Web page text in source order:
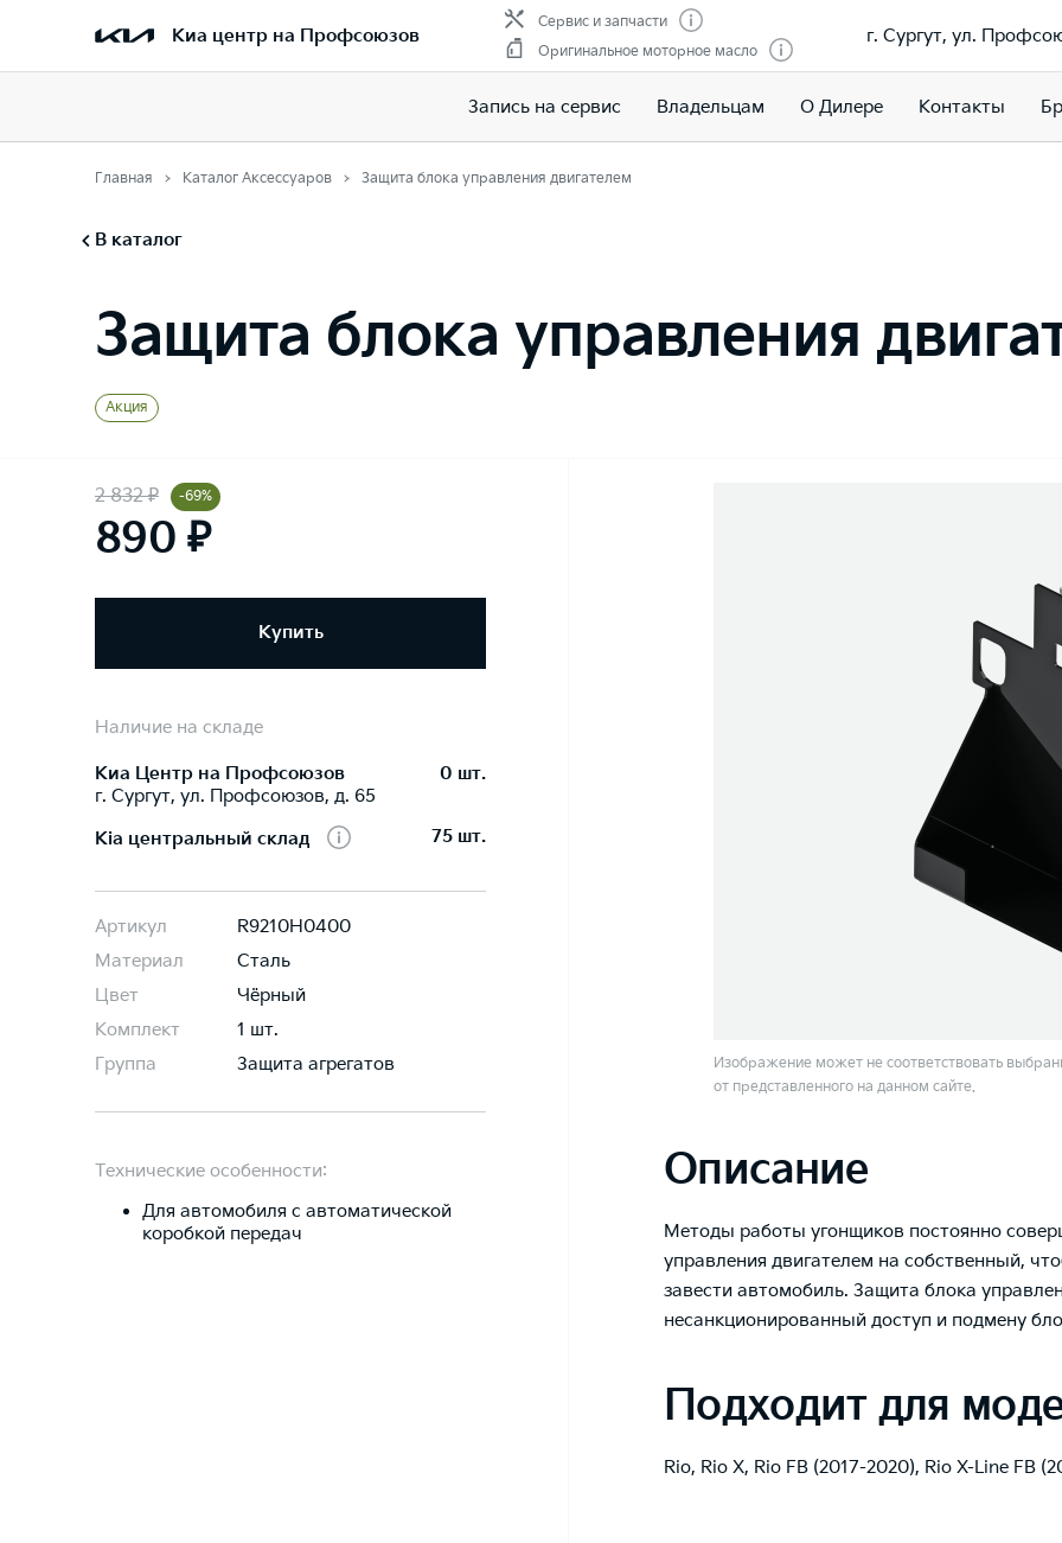
Киа центр на Профсоюзов
Сервис и запчасти
Оригинальное моторное масло
г. Сургут, ул.
Запись на сервис Владельцам О Дилере Контакты
Главная Каталог Аксессуаров Защита блока управления двигателем
В каталог
Защита блока управления
Акция
2 832 ₽ -69%
890 ₽
Купить
Наличие на складе
Киа Центр на Профсоюзов
г. Сургут, ул. Профсоюзов, д. 65
0 шт.
Kia центральный склад 75 шт.
Артикул
R9210H0400
Материал
Сталь
Цвет
Чёрный
Комплект
1 шт.
Группа
Защита агрегатов
Технические особенности:
Для автомобиля c автоматической
коробкой передач
Изображение может не соответствовать
от представленного на данном сайте.
Описание
Методы работы угонщиков постоянно
управления двигателем на собственный,
завести автомобиль. Защита блока
несанкционированный доступ и подмену
Подходит для
Rio, Rio X, Rio FB (2017-2020), Rio X-Line FB